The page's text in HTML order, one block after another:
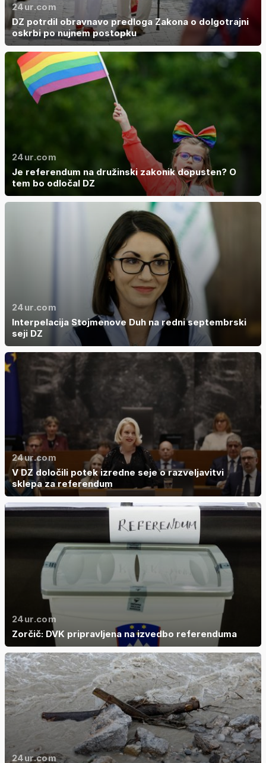
24ur.com
DZ potrdil obravnavo predloga Zakona o dolgotrajni
oskrbi po nujnem postopku
24ur.com
Je referendum na družinski zakonik dopusten? O
tem bo odločal DZ
24ur.com
Interpelacija Stojmenove Duh na redni septembrski
seji DZ
24ur.com
V DZ določili potek izredne seje o razveljavitvi
sklepa za referendum
24ur.com
Zorčič: DVK pripravljena na izvedbo referenduma
24ur.com